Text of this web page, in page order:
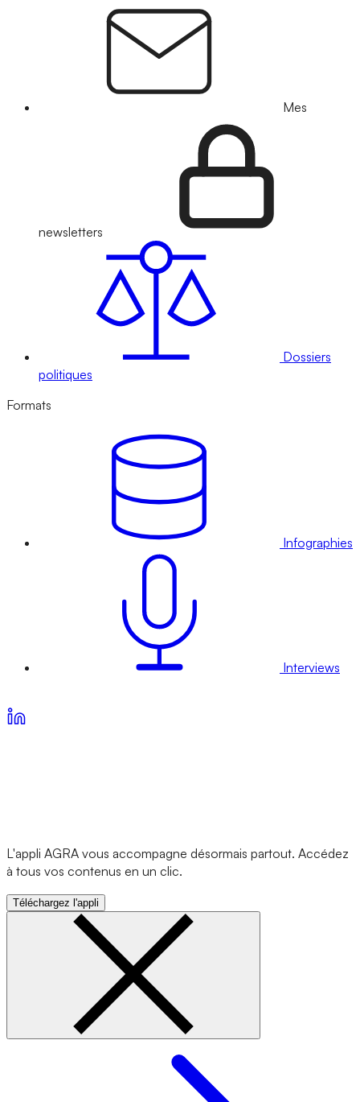
Mes
newsletters
Dossiers
politiques
Formats
Infographies
Interviews
L'appli AGRA vous accompagne désormais partout. Accédez
à tous vos contenus en un clic.
Téléchargez l'appli